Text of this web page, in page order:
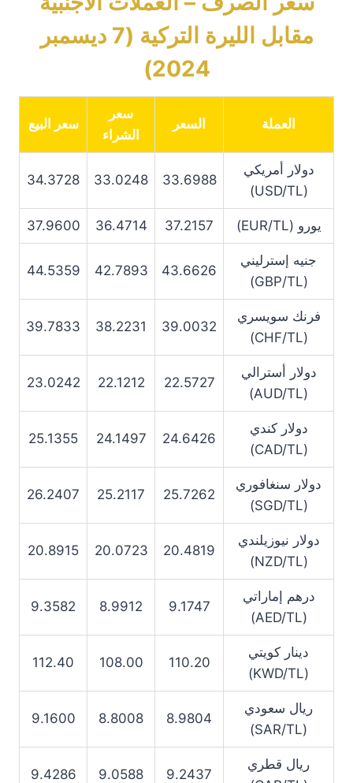
مقابل الليرة التركية (7 ديسمبر
2024)
العملة السعر
سعر
الشراء
سعر البيع
دولار أمريكي
(USD/TL)
33.6988
33.0248
34.3728
يورو (EUR/TL) 37.2157
36.4714
37.9600
جنيه إسترليني
(GBP/TL)
43.6626
42.7893
44.5359
فرنك سويسري
(CHF/TL)
39.0032
38.2231
39.7833
دولار أسترالي
(AUD/TL)
22.5727
22.1212
23.0242
دولار كندي
(CAD/TL)
24.6426
24.1497
25.1355
دولار سنغافوري
(SGD/TL)
25.7262
25.2117
26.2407
دولار نيوزيلندي
(NZD/TL)
20.4819
20.0723
20.8915
درهم إماراتي
(AED/TL)
9.1747
8.9912
9.3582
دينار كويتي
(KWD/TL)
110.20
108.00
112.40
ريال سعودي
(SAR/TL)
8.9804
8.8008
9.1600
ريال قطري
9.2437
9.0588
9.4286